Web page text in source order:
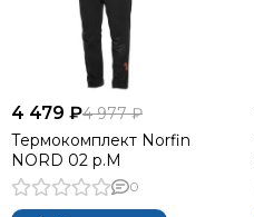
4 479 ₽4 977 ₽
Термокомплект Norfin
NORD 02 р.M
0